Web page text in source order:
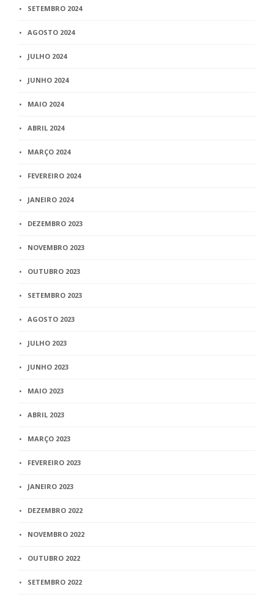
SETEMBRO 2024
AGOSTO 2024
JULHO 2024
JUNHO 2024
MAIO 2024
ABRIL 2024
MARÇO 2024
FEVEREIRO 2024
JANEIRO 2024
DEZEMBRO 2023
NOVEMBRO 2023
OUTUBRO 2023
SETEMBRO 2023
AGOSTO 2023
JULHO 2023
JUNHO 2023
MAIO 2023
ABRIL 2023
MARÇO 2023
FEVEREIRO 2023
JANEIRO 2023
DEZEMBRO 2022
NOVEMBRO 2022
OUTUBRO 2022
SETEMBRO 2022